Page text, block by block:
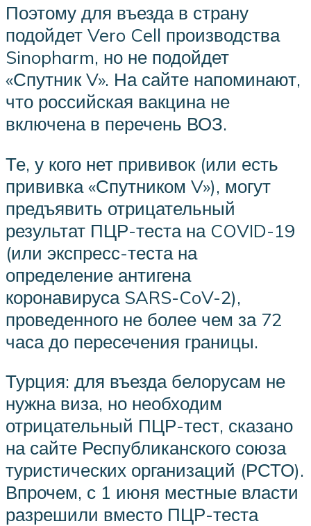
Поэтому для въезда в страну
подойдет Vero Cell производства
Sinopharm, но не подойдет
«Спутник V». На сайте напоминают,
что российская вакцина не
включена в перечень ВОЗ.
Те, у кого нет прививок (или есть
прививка «Спутником V»), могут
предъявить отрицательный
результат ПЦР-теста на COVID-19
(или экспресс-теста на
определение антигена
коронавируса SARS-CoV-2),
проведенного не более чем за 72
часа до пересечения границы.
Турция: для въезда белорусам не
нужна виза, но необходим
отрицательный ПЦР-тест, сказано
на сайте Республиканского союза
туристических организаций (РСТО).
Впрочем, с 1 июня местные власти
разрешили вместо ПЦР-теста